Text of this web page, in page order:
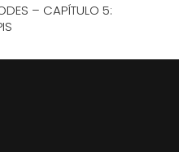
– CAPÍTULO 5: